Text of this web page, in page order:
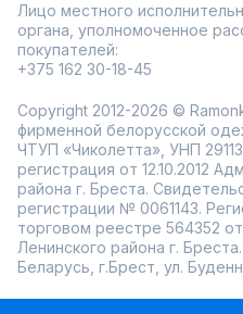
Лицо местного
органа, уполномоченное
покупателей:
+375 162 30-18-45
Copyright 2012-2026 ©
фирменной белорусской
ЧТУП «Чиколетта», УНП
регистрация от 12.10.2012
района г. Бреста.
регистрации № 0061143.
торговом реестре 564352
Ленинского района г.
Беларусь, г.Брест, ул.